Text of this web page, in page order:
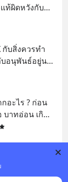
ท้ผิดหวังกับ
ศรษฐกิจก็มี
นแต่ความฝืด
บหนึ่งที่ถูกออบ
บอนุพันธ์อยู่นะ
อะไร ? ก่อน
บาทอ่อน เกิด
จักความ
นะคะ
เป็น
ทที่สำคัญ
ยตกลงกันใน